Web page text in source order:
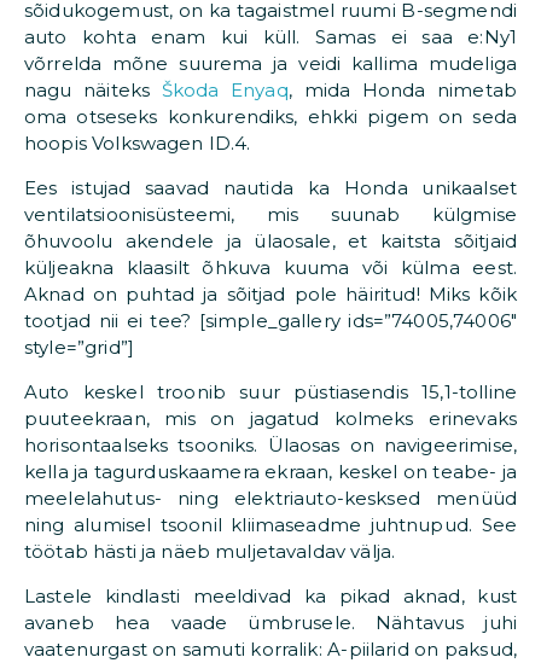
sõidukogemust, on ka tagaistmel ruumi B-segmendi
auto kohta enam kui küll. Samas ei saa e:Ny1
võrrelda mõne suurema ja veidi kallima mudeliga
nagu näiteks Škoda Enyaq, mida Honda nimetab
oma otseseks konkurendiks, ehkki pigem on seda
hoopis Volkswagen ID.4.
Ees istujad saavad nautida ka Honda unikaalset
ventilatsioonisüsteemi, mis suunab külgmise
õhuvoolu akendele ja ülaosale, et kaitsta sõitjaid
küljeakna klaasilt õhkuva kuuma või külma eest.
Aknad on puhtad ja sõitjad pole häiritud! Miks kõik
tootjad nii ei tee? [simple_gallery ids=”74005,74006″
style=”grid”]
Auto keskel troonib suur püstiasendis 15,1-tolline
puuteekraan, mis on jagatud kolmeks erinevaks
horisontaalseks tsooniks. Ülaosas on navigeerimise,
kella ja tagurduskaamera ekraan, keskel on teabe- ja
meelelahutus- ning elektriauto-kesksed menüüd
ning alumisel tsoonil kliimaseadme juhtnupud. See
töötab hästi ja näeb muljetavaldav välja.
Lastele kindlasti meeldivad ka pikad aknad, kust
avaneb hea vaade ümbrusele. Nähtavus juhi
vaatenurgast on samuti korralik: A-piilarid on paksud,